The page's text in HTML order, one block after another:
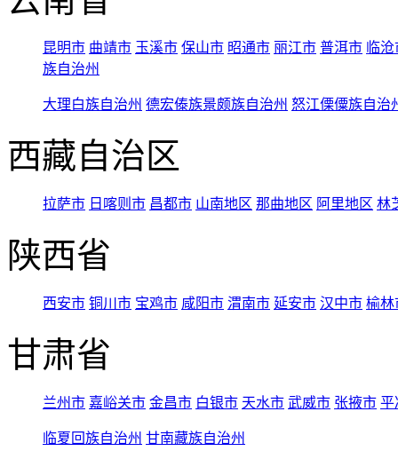
昆明市 曲靖市 玉溪市 保山市 昭通市 丽江市 普洱市 临
族自治州
大理白族自治州 德宏傣族景颇族自治州 怒江傈僳族自治
西藏自治区
拉萨市 日喀则市 昌都市 山南地区 那曲地区 阿里地区 林
陕西省
西安市 铜川市 宝鸡市 咸阳市 渭南市 延安市 汉中市 榆林
甘肃省
兰州市 嘉峪关市 金昌市 白银市 天水市 武威市 张掖市 平
临夏回族自治州 甘南藏族自治州